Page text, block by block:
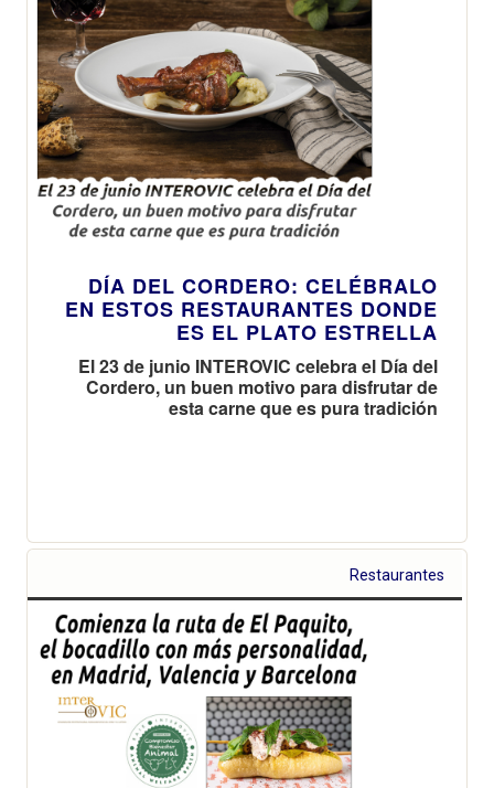
DÍA DEL CORDERO: CELÉBRALO
EN ESTOS RESTAURANTES DONDE
ES EL PLATO ESTRELLA
El 23 de junio INTEROVIC celebra el Día del
Cordero, un buen motivo para disfrutar de
esta carne que es pura tradición
Restaurantes